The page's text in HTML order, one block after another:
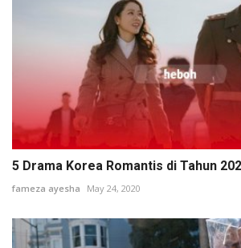
5 Drama Korea Romantis di Tahun
fameza ayesha May 24, 2020